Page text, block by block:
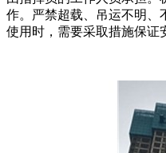
作。严禁超载、吊运不明、
使用时，需要采取措施保证